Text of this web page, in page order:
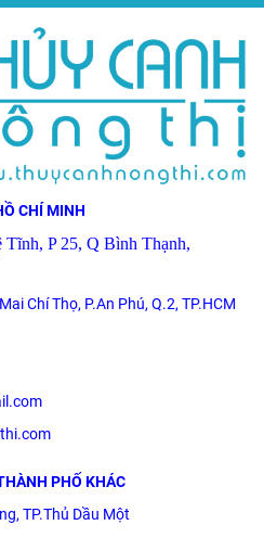
CHÍ MINH
P 25, Q Bình Thạnh,
Chí Thọ, P.An Phú, Q.2, TP.HCM
PHỐ KHÁC
TP.Thủ Dầu Một